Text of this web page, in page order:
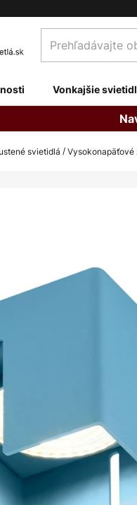
Prehľadávajte
obchod
Vonkajšie
svietidlá